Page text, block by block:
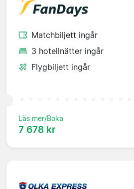
Matchbiljett ingår
3 hotellnätter ingår
Flygbiljett ingår
Läs mer/Boka
7 678 kr